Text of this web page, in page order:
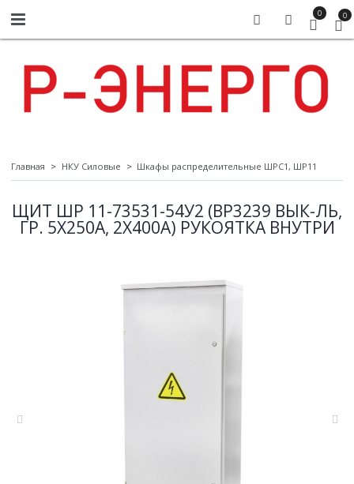
0 0
Главная НКУ Силовые Шкафы распределительные ШРС1, ШР11
ЩИТ ШР 11-73531-54У2 (ВР3239 ВЫК-ЛЬ,
ГР. 5Х250А, 2Х400А) РУКОЯТКА ВНУТРИ